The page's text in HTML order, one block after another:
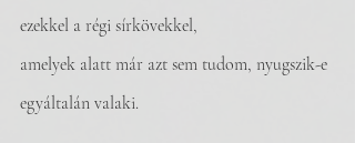
ezekkel a régi sírkövekkel,
amelyek alatt már azt sem tudom, nyugszik-e
egyáltalán valaki.